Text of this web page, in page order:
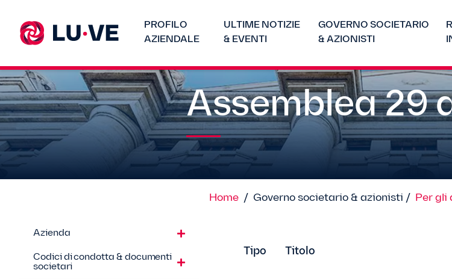
PROFILO
AZIENDALE
ULTIME NOTIZIE
& EVENTI
GOVERNO SOCIETARIO
& AZIONISTI
Assemblea 29
Home / Governo societario & azionisti / Per gli
Azienda
Codici di condotta & documenti
societari
Tipo Titolo